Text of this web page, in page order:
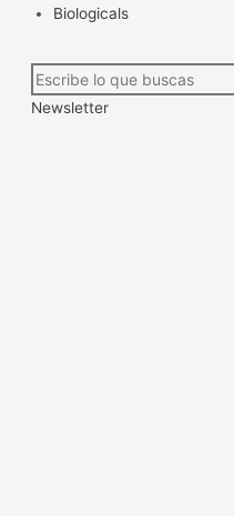
Biologicals
Newsletter